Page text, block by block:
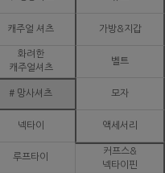
캐주얼 셔츠 가방&지갑
화려한
캐주얼셔츠
벨트
# 망사셔츠 모자
넥타이 액세서리
루프타이
커프스&
넥타이핀